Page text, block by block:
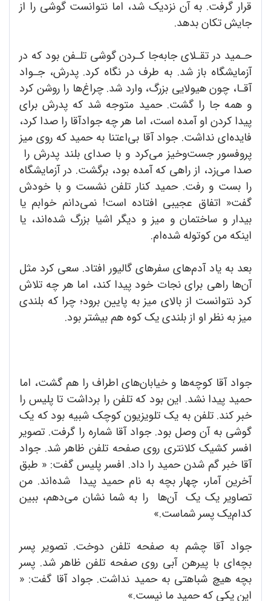
قرار گرفت. به آن نزدیک شد، اما نتوانست گوشی را از
جایش تکان بدهد.
حـمید در تقـلای جابه‌جا کـردن گوشی تلـفن بود که در
آزمایشگاه باز شد. به طرف در نگاه کرد. پدرش، جـواد
آقـا، چون هیولایی بزرگ، وارد شد. چراغ‌ها را روشن کرد
و همه جا را گشت. حمید متوجه شد که پدرش برای
پیدا کردن او آمده است، اما هر چه جوادآقا را صدا کرد،
فایده‌ای نداشت. جواد آقا بی‌اعتنا به حمید که روی میز
پروفسور جست‌و‌خیز می‌کرد و با صدای بلند پدرش را
صدا می‌زد، از راهی که آمده بود، برگشت. در آزمایشگاه
را بست و رفت. حمید کنار تلفن نشست و با خودش
گفت« اتفاق عجیبی افتاده است! نمی‌دانم خوابم یا
بیدار و ساختمان و میز و دیگر اشیا بزرگ شده‌اند، یا
اینکه من کوتوله شده‌ام.
بعد به یاد آدم‌های سفرهای گالیور افتاد. سعی کرد مثل
آن‌ها راهی برای نجات خود پیدا کند، اما هر چه تلاش
کرد نتوانست از بالای میز به پایین برود؛ چرا که بلندی
میز به نظر او از بلندی یک کوه هم بیشتر بود.
جواد آقا کوچه‌ها و خیابان‌های اطراف را هم گشت، اما
حمید پیدا نشد. این بود که تلفن را برداشت تا پلیس را
خبر کند. تلفن به یک تلویزیون کوچک شبیه بود که یک
گوشی به آن وصل بود. جواد آقا شماره را گرفت. تصویر
افسر کشیک کلانتری روی صفحه تلفن ظاهر شد. جواد
آقا خبر گم شدن حمید را داد. افسر پلیس گفت: « طبق
آخرین آمار، چهار بچه به نام حمید پیدا شده‌اند. من
تصاویر یک یک آن‌ها را به شما نشان می‌دهم، ببین
کدام‌یک پسر شماست.»
جواد آقا چشم به صفحه تلفن دوخت. تصویر پسر
بچه‌ای با پیرهن آبی روی صفحه تلفن ظاهر شد. پسر
بچه هیچ شباهتی به حمید نداشت. جواد آقا گفت: «
این یکی که حمید ما نیست.»